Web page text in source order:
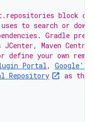
block
to search or
Gradle
JCenter, Maven
define your own
Portal, Google's
Repository
as the